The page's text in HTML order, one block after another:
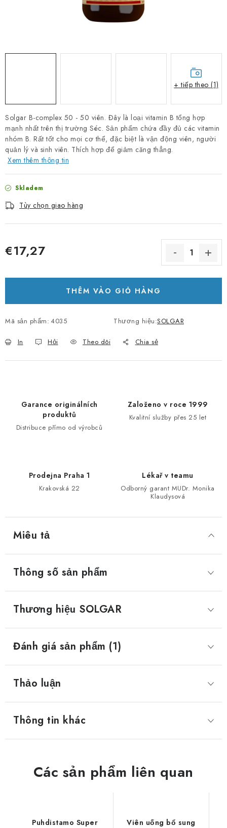
Jak nakupovat
Obchodní podmínky
Đơn hàng của tôi
Solgar B-complex 50 - 50 viên. Đây là loại vitamin B tổng hợp
mạnh nhất trên thị trường Séc. Sản phẩm chứa đầy đủ các vitamin
nhóm B. Rất tốt cho mọi cơ thể, đặc biệt là vận động viên, người
quản lý và sinh viên. Thích hợp để giảm căng thẳng.
Xem thêm thông tin
Skladem
Tùy chọn giao hàng
€17,27
THÊM VÀO GIỎ HÀNG
Mã sản phẩm: 4035 Thương hiệu:SOLGAR
In Hỏi Theo dõi Chia sẻ
+ tiếp theo (1)
Garance originálních
produktů
Distribuce přímo od výrobců
Založeno v roce 1999
Kvalitní služby přes 25 let
Prodejna Praha 1
Krakovská 22
Lékař v teamu
Odborný garant MUDr. Monika
Klaudysová
Miêu tả
Thông số sản phẩm
Thương hiệu SOLGAR
Đánh giá sản phẩm (1)
Thảo luận
Thông tin khác
Các sản phẩm liên quan
Puhdistamo Super
Viên uống bổ sung